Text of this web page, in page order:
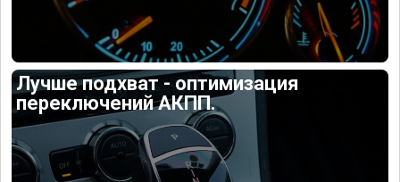
Лучше подхват - оптимизация
переключений АКПП.